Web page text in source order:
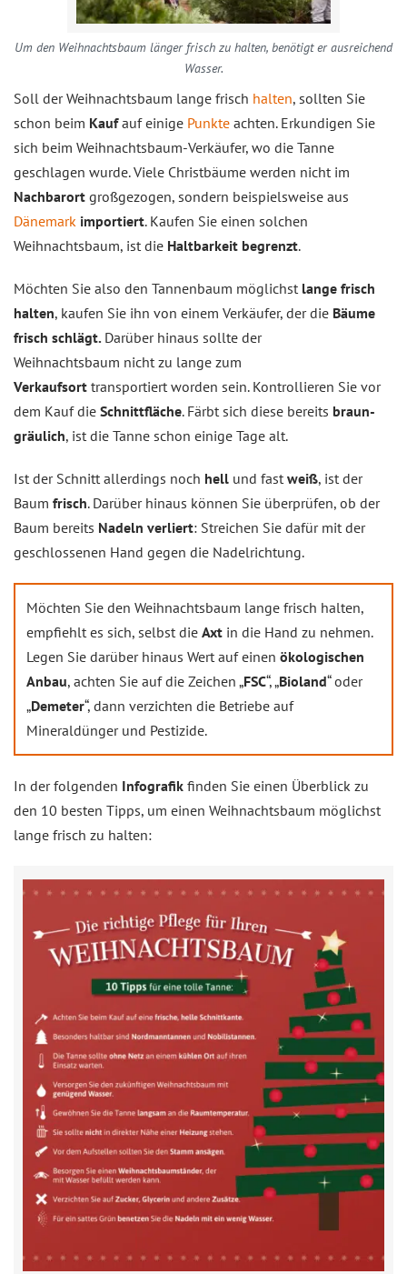
Um den Weihnachtsbaum länger frisch zu halten, benötigt er ausreichend
Wasser.
Soll der Weihnachtsbaum lange frisch halten, sollten Sie
schon beim Kaufauf einige Punkte achten. Erkundigen Sie
sich beim Weihnachtsbaum-Verkäufer, wo die Tanne
geschlagen wurde. Viele Christbäume werden nicht im
Nachbarort großgezogen, sondern beispielsweise aus
Dänemark importiert. Kaufen Sie einen solchen
Weihnachtsbaum, ist die Haltbarkeit begrenzt.
Möchten Sie also den Tannenbaum möglichst lange frisch
halten, kaufen Sie ihn von einem Verkäufer, der die Bäume
frisch schlägt. Darüber hinaus sollte der
Weihnachtsbaum nicht zu lange zum
Verkaufsort transportiert worden sein. Kontrollieren Sie vor
dem Kauf die Schnittfläche. Färbt sich diese bereits braun-
gräulich, ist die Tanne schon einige Tage alt.
Ist der Schnitt allerdings noch hell und fast weiß, ist der
Baum frisch. Darüber hinaus können Sie überprüfen, ob der
Baum bereits Nadeln verliert: Streichen Sie dafür mit der
geschlossenen Hand gegen die Nadelrichtung.
Möchten Sie den Weihnachtsbaum lange frisch halten,
empfiehlt es sich, selbst die Axt in die Hand zu nehmen.
Legen Sie darüber hinaus Wert auf einen ökologischen
Anbau, achten Sie auf die Zeichen „FSC“, „Bioland“ oder
„Demeter“, dann verzichten die Betriebe auf
Mineraldünger und Pestizide.
In der folgenden Infografik finden Sie einen Überblick zu
den 10 besten Tipps, um einen Weihnachtsbaum möglichst
lange frisch zu halten: